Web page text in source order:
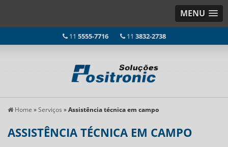
MENU
11 5555-7716 11 3832-2738
Home »Serviços »Assistência técnica em campo
ASSISTÊNCIA TÉCNICA EM CAMPO